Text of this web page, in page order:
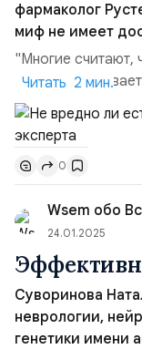
фармаколог
миф не имеет
"Многие считают,
желудке,
процессы, но на
кишечник
объясняет
из‑за
количества.
недостаточно...
Читать 2 мин.
0
Wsem обо
24.01.2025
Суворинова
неврологии,
генетики имени